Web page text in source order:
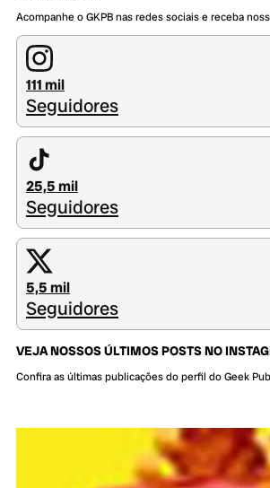
Acompanhe o GKPB nas redes sociais e receba
111 mil
Seguidores
25,5 mil
Seguidores
5,5 mil
Seguidores
VEJA NOSSOS ÚLTIMOS POSTS NO
Confira as últimas publicações do perfil do Geek